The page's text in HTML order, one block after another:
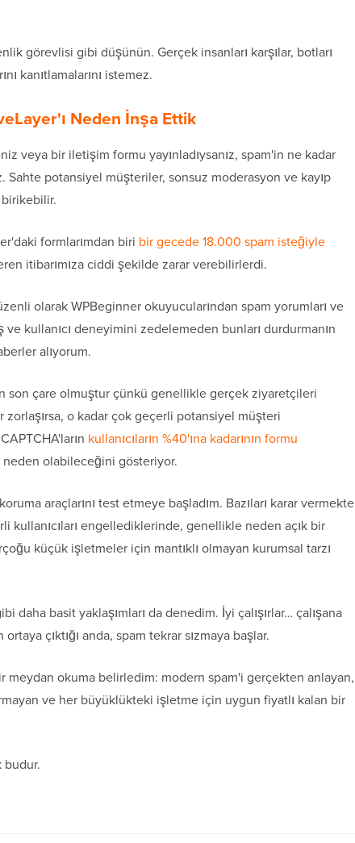
görevlisi gibi düşünün. Gerçek insanları karşılar, botları
kanıtlamalarını istemez.
Neden İnşa Ettik
veya bir iletişim formu yayınladıysanız, spam'in ne kadar
potansiyel müşteriler, sonsuz moderasyon ve kayıp
formlarımdan biri bir gecede 18.000 spam isteğiyle
itibarımıza ciddi şekilde zarar verebilirlerdi.
olarak WPBeginner okuyucularından spam yorumları ve
kullanıcı deneyimini zedelemeden bunları durdurmanın
alıyorum.
son çare olmuştur çünkü genellikle gerçek ziyaretçileri
zorlaşırsa, o kadar çok geçerli potansiyel müşteri
kullanıcıların %40'ına kadarının formu
neden olabileceğini gösteriyor.
araçlarını test etmeye başladım. Bazıları karar vermekte
kullanıcıları engellediklerinde, genellikle neden açık bir
küçük işletmeler için mantıklı olmayan kurumsal tarzı
daha basit yaklaşımları da denedim. İyi çalışırlar… çalışana
çıktığı anda, spam tekrar sızmaya başlar.
okuma belirledim: modern spam'i gerçekten anlayan,
ve her büyüklükteki işletme için uygun fiyatlı kalan bir
budur.